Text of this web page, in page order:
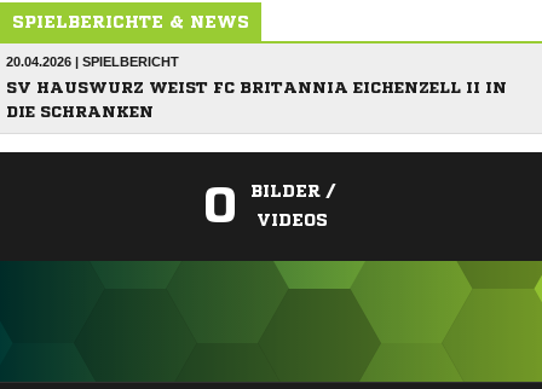
SPIELBERICHTE & NEWS
20.04.2026 | SPIELBERICHT
SV HAUSWURZ WEIST FC BRITANNIA EICHENZELL II IN
DIE SCHRANKEN
0
BILDER /
VIDEOS